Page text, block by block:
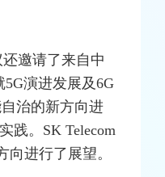
邀请了来自中
演进发展及6G
治的新方向进
践。SK Telecom
进行了展望。